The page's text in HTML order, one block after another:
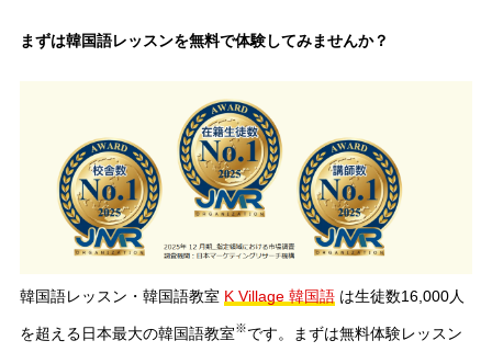
まずは韓国語レッスンを無料で体験してみませんか？
韓国語レッスン・韓国語教室 K Village 韓国語は生徒数16,000人
を超える日本最大の韓国語教室※です。まずは無料体験レッスン